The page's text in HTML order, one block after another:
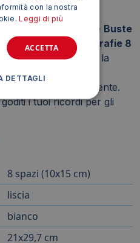
dei tuoi ricordi con le Buste
Atla F per fotografie 8
. Questo prodotto è la
un sistema di
pratico ed efficiente.
i tuoi ricordi per gli
8 spazi (10x15 cm)
liscia
bianco
21x29,7 cm
con la nostra
Leggi di più
ACCETTA
DETTAGLI